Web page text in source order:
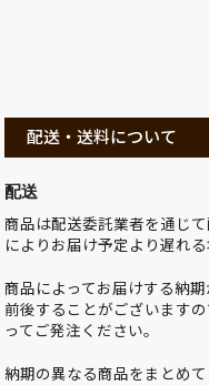
配送・送料について
配送
商品は配送委託業者を通じ
によりお届け予定より遅れる
商品によってお届けする納
前後することがございます
ってご発注ください。
納期の異なる商品をまとめ